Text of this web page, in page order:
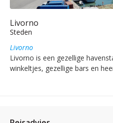
Livorno
Steden
Livorno
Livorno is een gezellige
winkeltjes, gezellige bars en